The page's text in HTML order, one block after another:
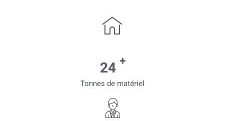
25 +
Tonnes de matériel